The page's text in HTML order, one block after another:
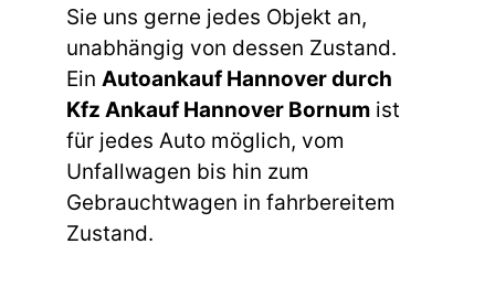
Sie uns gerne jedes Objekt an,
unabhängig von dessen Zustand.
Ein Autoankauf Hannover durch
Kfz Ankauf Hannover Bornum ist
für jedes Auto möglich, vom
Unfallwagen bis hin zum
Gebrauchtwagen in fahrbereitem
Zustand.